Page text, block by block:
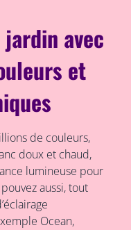
avec
et
de couleurs,
doux et chaud,
lumineuse pour
aussi, tout
Ocean,